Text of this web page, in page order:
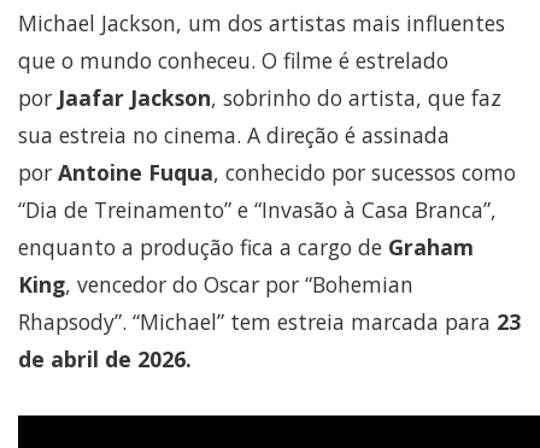
Michael Jackson, um dos artistas mais influentes
que o mundo conheceu. O filme é estrelado
por Jaafar Jackson, sobrinho do artista, que faz
sua estreia no cinema. A direção é assinada
por Antoine Fuqua, conhecido por sucessos como
“Dia de Treinamento” e “Invasão à Casa Branca”,
enquanto a produção fica a cargo de Graham
King, vencedor do Oscar por “Bohemian
Rhapsody”. “Michael” tem estreia marcada para 23
de abril de 2026.